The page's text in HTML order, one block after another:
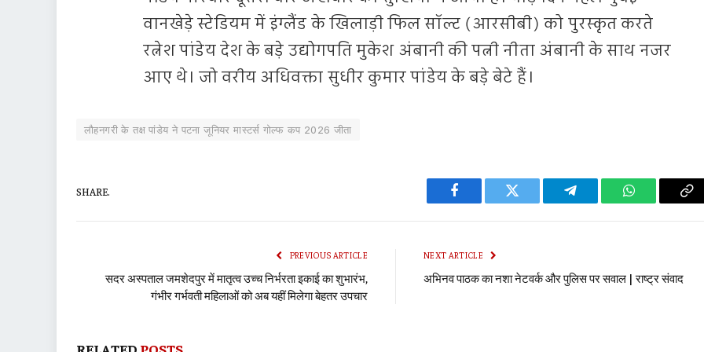
वानखेड़े स्टेडियम में इंग्लैंड के खिलाड़ी फिल सॉल्ट (आरसीबी) को पुरस्कृत करते
रत्नेश पांडेय देश के बड़े उद्योगपति मुकेश अंबानी की पत्नी नीता अंबानी के साथ नजर
आए थे। जो वरीय अधिवक्ता सुधीर कुमार पांडेय के बड़े बेटे हैं।
लौहनगरी के तक्ष पांडेय ने पटना जूनियर मास्टर्स गोल्फ कप 2026 जीता
SHARE.
Facebook Twitter Telegram WhatsApp
PREVIOUS ARTICLE
सदर अस्पताल जमशेदपुर में मातृत्व उच्च निर्भरता इकाई का शुभारंभ,
गंभीर गर्भवती महिलाओं को अब यहीं मिलेगा बेहतर उपचार
NEXT ARTICLE
अभिनव पाठक का नशा नेटवर्क और पुलिस पर सवाल | राष्ट्र संवाद